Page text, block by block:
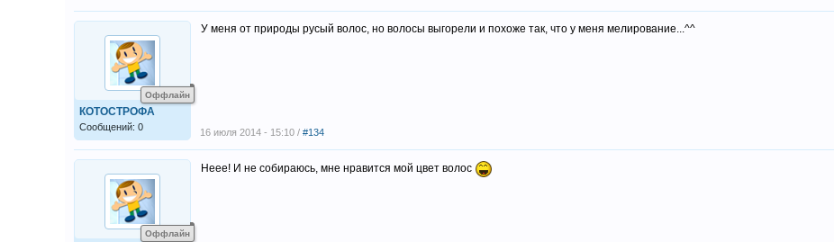
Оффлайн
КОТОСТРОФА
Сообщений: 0
У меня от природы русый волос, но волосы выгорели и похоже так, что у меня мелирование...^^
16 июля 2014 - 15:10 / #134
Оффлайн
Неее! И не собираюсь, мне нравится мой цвет волос